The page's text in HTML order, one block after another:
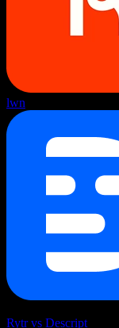
lwn
Rytr vs Descript